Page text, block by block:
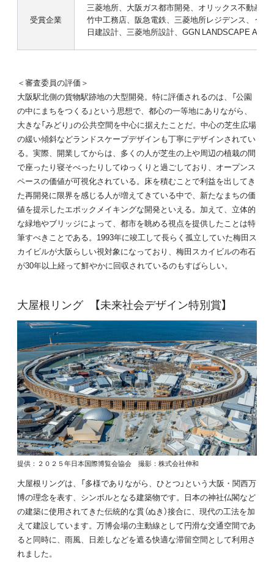
受賞企業
三菱地所、大阪ガス都市開発、オリックス不動産
竹中工務店、阪急電鉄、三菱地所レジデンス、うめ
日建設計、三菱地所設計、GGN LANDSCAPE
＜審査委員の評価＞
大阪駅北側の貨物駅跡地の大型開発。特に評価されるのは、「公園
の中にまちをつくる」という思想で、都心の一等地にありながら、
大きな「みどり」の公共空間を中心に据えたことだ。中心の芝生広場
の緩い傾斜などランドスケープデザインも丁寧にデザインされてい
る。実際、開業してからは、多くの人が芝生の上や周辺の植栽の間
で座ったり寝そべったりしてゆっくりと過ごしており、オープンス
ペースの価値が可視化されている。床を積むことで利益を出してき
た再開発に限界を感じる人が増えてきている中で、新たなまちの価
値を提示したエポックメイキングな開発といえる。加えて、立体的
な緑地やブリッジによって、都市を眺める視点を提供したことは特
筆すべきことである。1993年に竣工して長らく孤立していた梅田ス
カイビルが大阪らしい視対象になっており、梅田スカイビルの布石
が30年以上経って鮮やかに回収されているのもすばらしい。
大屋根リング 【未来社会デザイン特別賞】
提供：２０２５年日本国際博覧会協会 撮影：株式会社伸和
大屋根リングは、「多様でありながら、ひとつ」という大阪・関西万
博の理念を表す、シンボルとなる建築物です。日本の神社仏閣など
の建築に使用されてきた伝統的な貫（ぬき）接合に、現代の工法を加
えて建設しています。万博会場の主動線として円滑な交通空間であ
ると同時に、雨風、日差しなどを遮る快適な滞留空間として利用さ
れました。